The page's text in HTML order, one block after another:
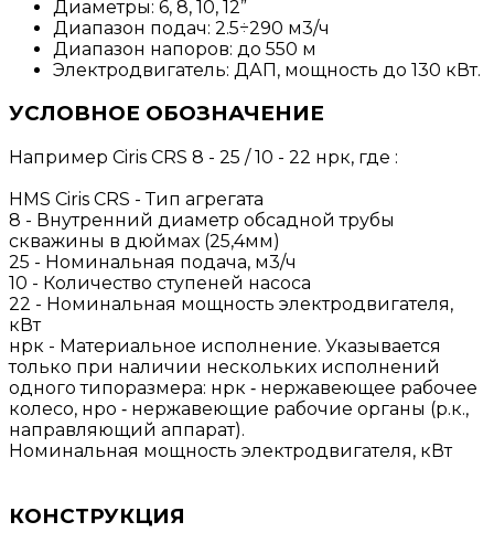
Диаметры: 6, 8, 10, 12”
Диапазон подач: 2.5÷290 м3/ч
Диапазон напоров: до 550 м
Электродвигатель: ДАП, мощность до 130 кВт.
УСЛОВНОЕ ОБОЗНАЧЕНИЕ
Например Ciris CRS 8 - 25 / 10 - 22 нрк, где :
HMS Ciris CRS - Тип агрегата
8 - Внутренний диаметр обсадной трубы
скважины в дюймах (25,4мм)
25 - Номинальная подача, м3/ч
10 - Количество ступеней насоса
22 - Номинальная мощность электродвигателя,
кВт
нрк - Материальное исполнение. Указывается
только при наличии нескольких исполнений
одного типоразмера: нрк ‐ нержавеющее рабочее
колесо, нро ‐ нержавеющие рабочие органы (р.к.,
направляющий аппарат).
Номинальная мощность электродвигателя, кВт
КОНСТРУКЦИЯ